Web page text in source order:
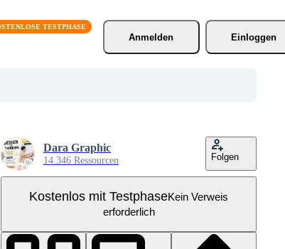
Anmelden
Einloggen
Dara Graphic
14.346 Ressourcen Folgen
Kostenlos mit TestphaseKein Verweis
erforderlich